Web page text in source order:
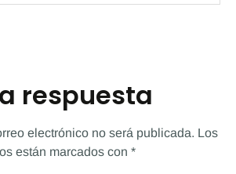
respuesta
electrónico no será publicada. Los
están marcados con *